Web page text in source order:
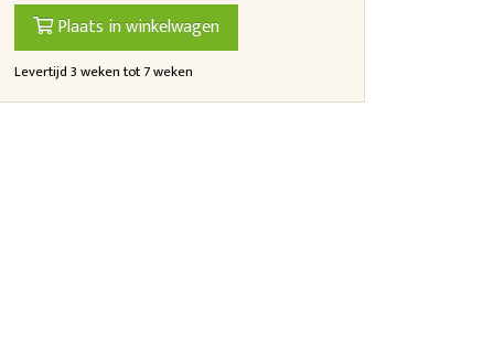
Plaats in winkelwagen
Levertijd 3 weken tot 7 weken